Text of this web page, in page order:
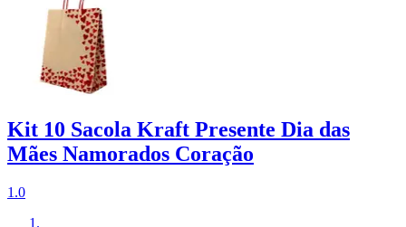
Kit 10 Sacola Kraft Presente Dia das
Mães Namorados Coração
1.0